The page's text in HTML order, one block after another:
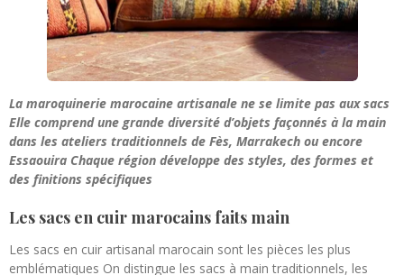
La maroquinerie marocaine artisanale ne se limite pas aux sacs
Elle comprend une grande diversité d’objets façonnés à la main
dans les ateliers traditionnels de Fès, Marrakech ou encore
Essaouira Chaque région développe des styles, des formes et
des finitions spécifiques
Les sacs en cuir marocains faits main
Les sacs en cuir artisanal marocain sont les pièces les plus
emblématiques On distingue les sacs à main traditionnels, les